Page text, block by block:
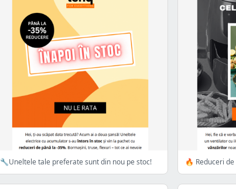
🔧Uneltele tale preferate sunt din nou pe stoc!